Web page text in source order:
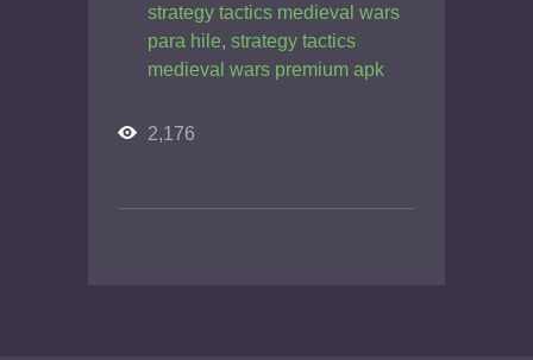
strategy tactics medieval wars
para hile, strategy tactics
medieval wars premium apk
2,176